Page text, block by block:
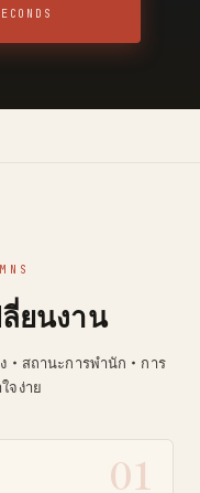
ยนงาน
・สถานะการพำนัก・การ
จง่าย
01